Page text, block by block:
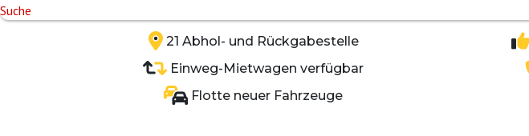
Suche
21 Abhol- und Rückgabestelle
Einweg-Mietwagen verfügbar
Flotte neuer Fahrzeuge